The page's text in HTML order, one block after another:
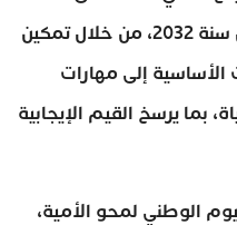
العمرية 17 سنة فما فوق بحلول سنة 2032، من خلال تمكين
الأساسية إلى مهارات
بما يرسخ القيم الإيجابية
الوطني لمحو الأمية،